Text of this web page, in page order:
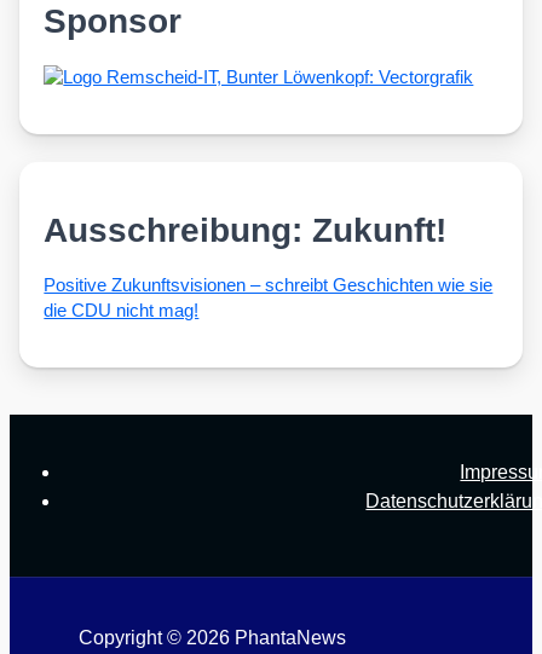
Sponsor
Ausschreibung: Zukunft!
Posi­ti­ve Zukunfts­vi­sio­nen – schreibt Geschich­ten wie sie
die CDU nicht mag!
Copyright © 2026 PhantaNews